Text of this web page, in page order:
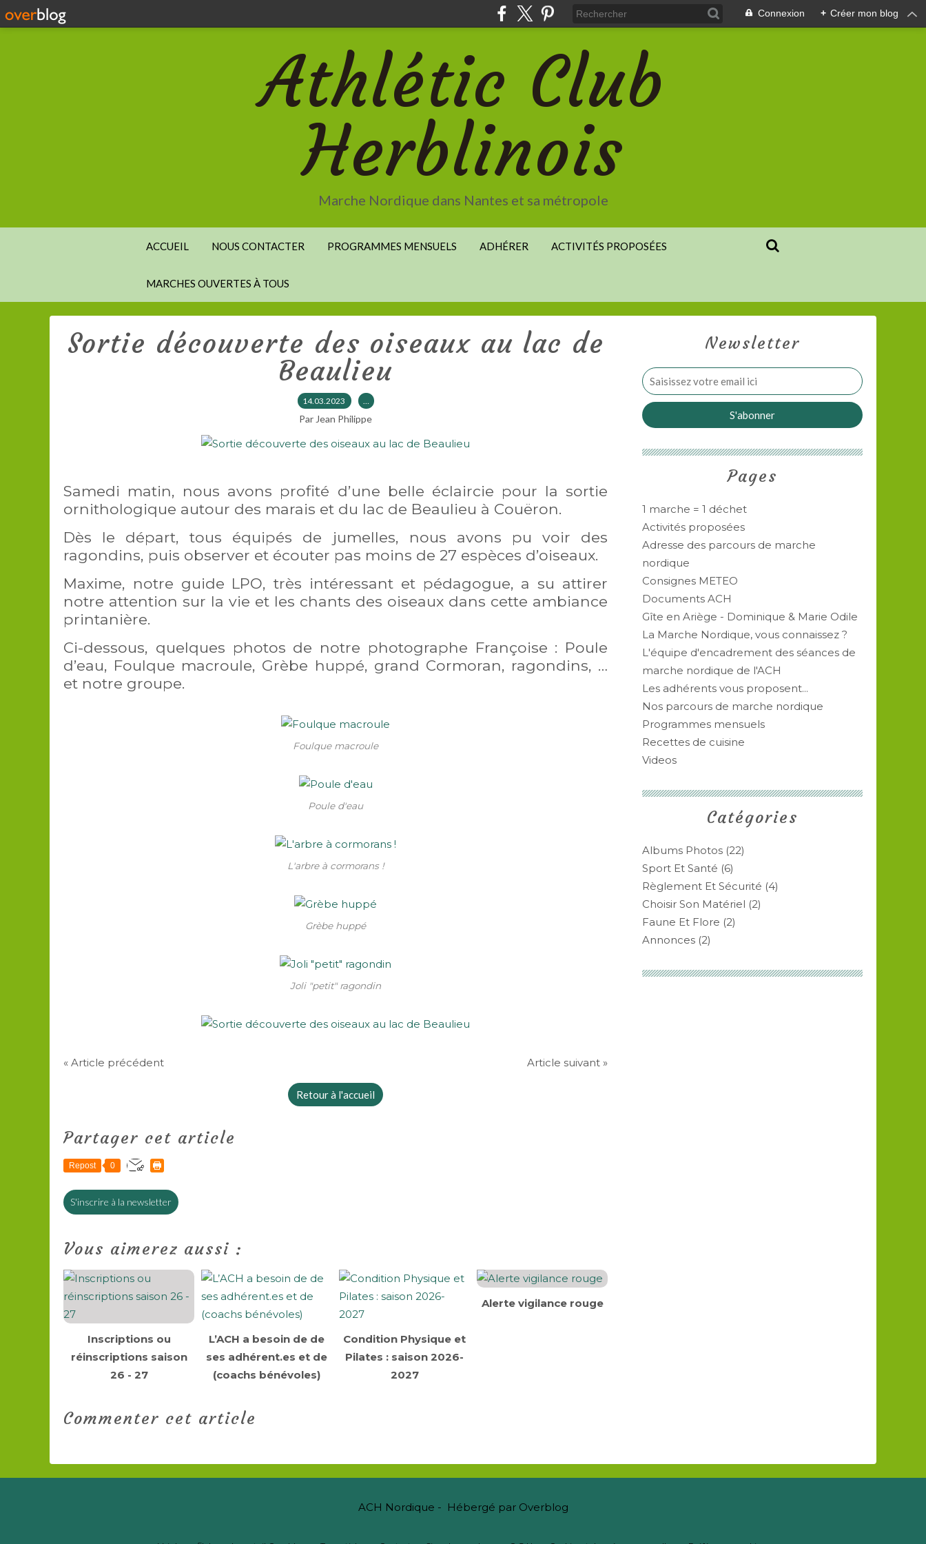
Connexion + Créer mon blog
Athlétic Club
Herblinois
Marche Nordique dans Nantes et sa métropole
ACCUEIL NOUS CONTACTER PROGRAMMES MENSUELS ADHÉRER ACTIVITÉS PROPOSÉES
MARCHES OUVERTES À TOUS
Sortie découverte des oiseaux au lac de
Beaulieu
14.03.2023 …
Par Jean Philippe
Samedi matin, nous avons profité d’une belle éclaircie pour la sortie
ornithologique autour des marais et du lac de Beaulieu à Couëron.
Dès le départ, tous équipés de jumelles, nous avons pu voir des
ragondins, puis observer et écouter pas moins de 27 espèces d’oiseaux.
Maxime, notre guide LPO, très intéressant et pédagogue, a su attirer
notre attention sur la vie et les chants des oiseaux dans cette ambiance
printanière.
Ci-dessous, quelques photos de notre photographe Françoise : Poule
d’eau, Foulque macroule, Grèbe huppé, grand Cormoran, ragondins, …
et notre groupe.
Foulque macroule
Poule d'eau
L'arbre à cormorans !
Grèbe huppé
Joli "petit" ragondin
« Article précédent Article suivant »
Retour à l'accueil
Partager cet article
Repost 0
S'inscrire à la newsletter
Vous aimerez aussi :
Inscriptions ou
réinscriptions saison
26 - 27
L’ACH a besoin de de
ses adhérent.es et de
(coachs bénévoles)
Condition Physique et
Pilates : saison 2026-
2027
Alerte vigilance rouge
Commenter cet article
Newsletter
Catégories
Albums Photos (22)
Sport Et Santé (6)
Règlement Et Sécurité (4)
Choisir Son Matériel (2)
Faune Et Flore (2)
Annonces (2)
Pages
1 marche = 1 déchet
Activités proposées
Adresse des parcours de marche
nordique
Consignes METEO
Documents ACH
Gîte en Ariège - Dominique & Marie Odile
La Marche Nordique, vous connaissez ?
L'équipe d'encadrement des séances de
marche nordique de l'ACH
Les adhérents vous proposent...
Nos parcours de marche nordique
Programmes mensuels
Recettes de cuisine
Videos
ACH Nordique - Hébergé par Overblog